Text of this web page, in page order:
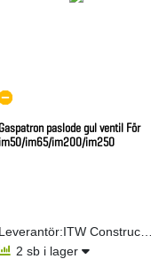
Gaspatron paslode gul ventil För
im50/im65/im200/im250
2 sb i lager